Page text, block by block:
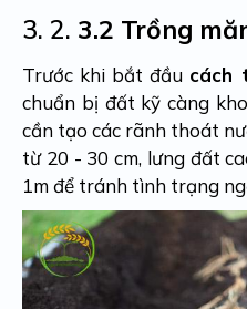
3. 2. 3.2 Trồng
Trước khi bắt đầu cách
chuẩn bị đất kỹ càng
cần tạo các rãnh thoát
từ 20 - 30 cm, lưng đất
1m để tránh tình trạng